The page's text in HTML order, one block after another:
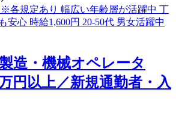
造・機械オペレータ
円以上／新規通勤者・入